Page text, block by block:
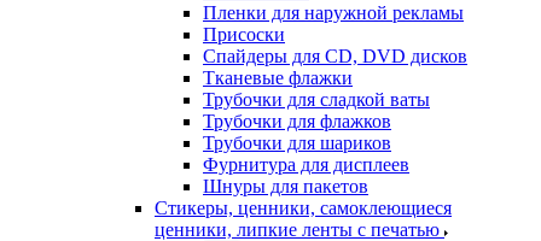
Пленки для наружной рекламы
Присоски
Спайдеры для CD, DVD дисков
Тканевые флажки
Трубочки для сладкой ваты
Трубочки для флажков
Трубочки для шариков
Фурнитура для дисплеев
Шнуры для пакетов
Стикеры, ценники, самоклеющиеся
ценники, липкие ленты с печатью